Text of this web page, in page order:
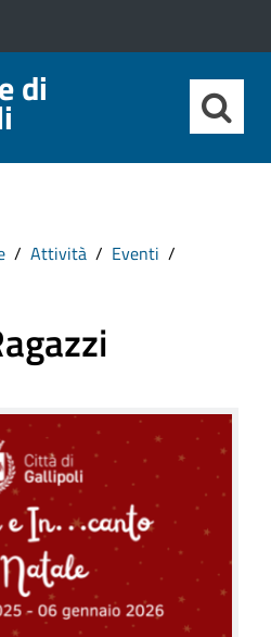
di
Attività
Eventi